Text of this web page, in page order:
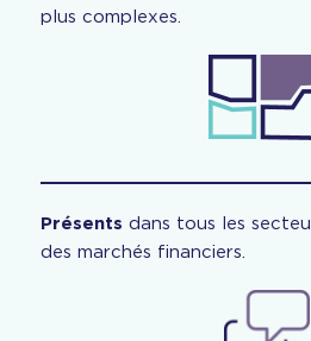
plus complexes.
Présents dans tous les
des marchés financiers.